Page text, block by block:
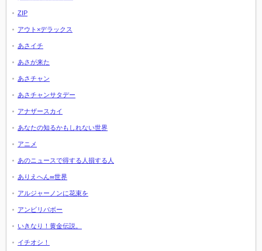
ZIP
アウト×デラックス
あさイチ
あさが来た
あさチャン
あさチャンサタデー
アナザースカイ
あなたの知るかもしれない世界
アニメ
あのニュースで得する人損する人
ありえへん∞世界
アルジャーノンに花束を
アンビリバボー
いきなり！黄金伝説。
イチオシ！